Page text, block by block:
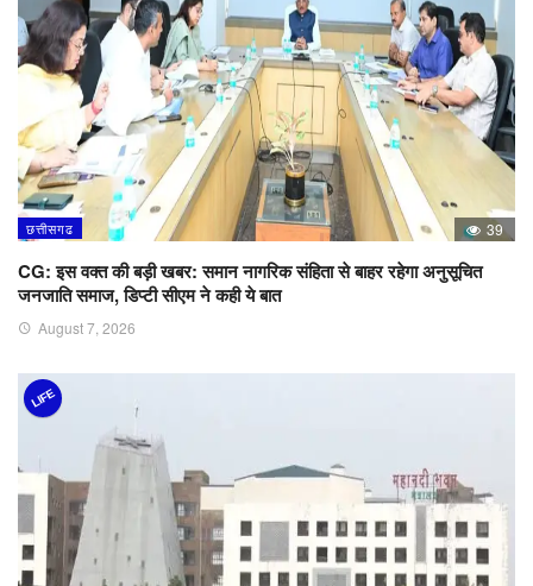
छत्तीसगढ 39
CG: इस वक्त की बड़ी खबर: समान नागरिक संहिता से बाहर रहेगा अनुसूचित
जनजाति समाज, डिप्टी सीएम ने कही ये बात
August 7, 2026
LIFE